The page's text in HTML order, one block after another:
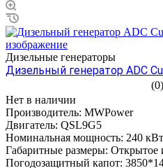
Дизельные генераторы
Дизельный генератор ADС
(0)
Нет в наличии
Производитель: MWPower
Двигатель: QSL9G5
Номинальная мощность: 240 кВт
Габаритные размеры: Открытое
Погодозащитный капот: